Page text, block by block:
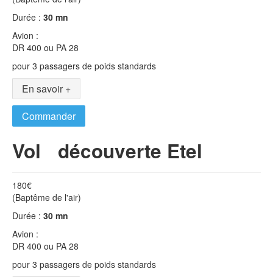
Durée : 30 mn
Avion :
DR 400 ou PA 28
pour 3 passagers de poids standards
En savoir +
Commander
Vol découverte Etel
180€
(Baptême de l'air)
Durée : 30 mn
Avion :
DR 400 ou PA 28
pour 3 passagers de poids standards